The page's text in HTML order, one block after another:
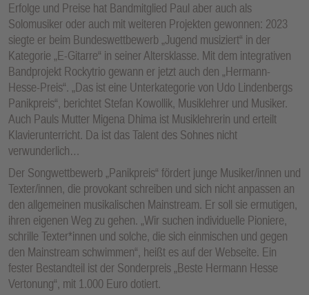
Erfolge und Preise hat Bandmitglied Paul aber auch als
Solomusiker oder auch mit weiteren Projekten gewonnen: 2023
siegte er beim Bundeswettbewerb „Jugend musiziert“ in der
Kategorie „E-Gitarre“ in seiner Altersklasse. Mit dem integrativen
Bandprojekt Rockytrio gewann er jetzt auch den „Hermann-
Hesse-Preis“. „Das ist eine Unterkategorie von Udo Lindenbergs
Panikpreis“, berichtet Stefan Kowollik, Musiklehrer und Musiker.
Auch Pauls Mutter Migena Dhima ist Musiklehrerin und erteilt
Klavierunterricht. Da ist das Talent des Sohnes nicht
verwunderlich…
Der Songwettbewerb „Panikpreis“ fördert junge Musiker/innen und
Texter/innen, die provokant schreiben und sich nicht anpassen an
den allgemeinen musikalischen Mainstream. Er soll sie ermutigen,
ihren eigenen Weg zu gehen. „Wir suchen individuelle Pioniere,
schrille Texter*innen und solche, die sich einmischen und gegen
den Mainstream schwimmen“, heißt es auf der Webseite. Ein
fester Bestandteil ist der Sonderpreis „Beste Hermann Hesse
Vertonung“, mit 1.000 Euro dotiert.